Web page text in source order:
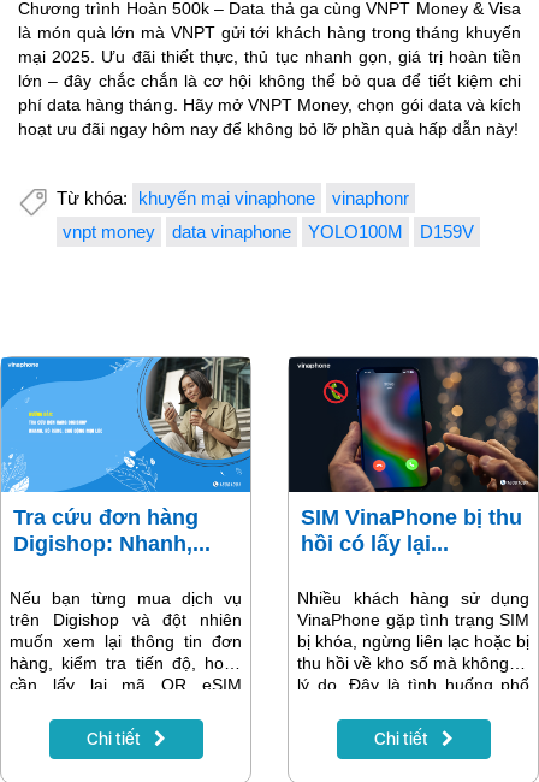
Chương trình Hoàn 500k – Data thả ga cùng VNPT Money & Visa
là món quà lớn mà VNPT gửi tới khách hàng trong tháng khuyến
mại 2025. Ưu đãi thiết thực, thủ tục nhanh gọn, giá trị hoàn tiền
lớn – đây chắc chắn là cơ hội không thể bỏ qua để tiết kiệm chi
phí data hàng tháng. Hãy mở VNPT Money, chọn gói data và kích
hoạt ưu đãi ngay hôm nay để không bỏ lỡ phần quà hấp dẫn này!
Từ khóa: khuyến mại vinaphone
vinaphonr
vnpt money
data vinaphone YOLO100M D159V
Tra cứu đơn hàng
Digishop: Nhanh,...
Nếu bạn từng mua dịch vụ
trên Digishop và đột nhiên
muốn xem lại thông tin đơn
hàng, kiểm tra tiến độ, hoặc
cần lấy lại mã QR eSIM
đâu, thì tính năng Tra cứu
đơn hàng chính là “trợ thủ”
Chi tiết
SIM VinaPhone bị thu
hồi có lấy lại...
Nhiều khách hàng sử dụng
VinaPhone gặp tình trạng SIM
bị khóa, ngừng liên lạc hoặc bị
thu hồi về kho số mà không rõ
lý do. Đây là tình huống phổ
dụng trong thời gian dài,
không cập nhật thông tin hoặc
Chi tiết